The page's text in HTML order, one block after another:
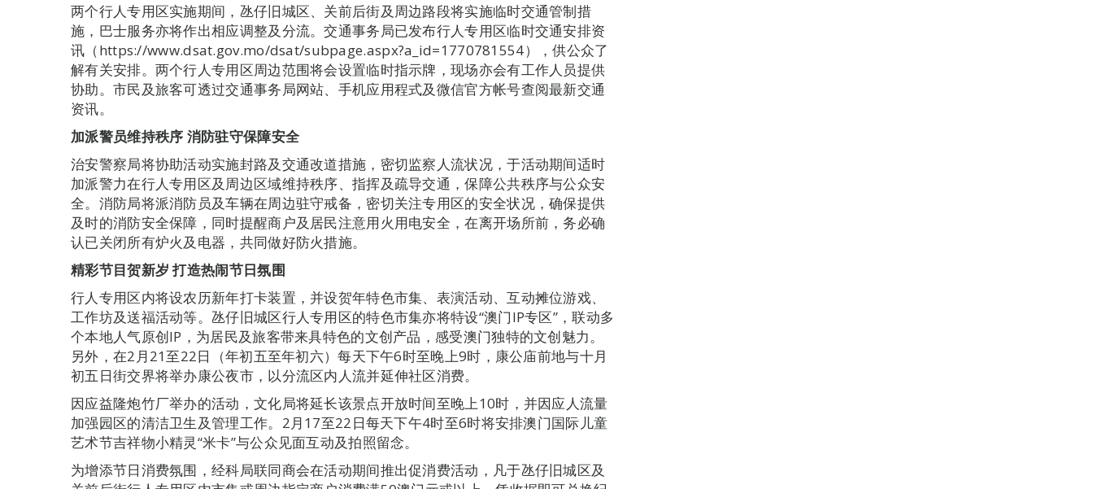
两个行人专用区实施期间，氹仔旧城区、关前后街及周边路段将实施临时交通管制措
施，巴士服务亦将作出相应调整及分流。交通事务局已发布行人专用区临时交通安排资
讯（https://www.dsat.gov.mo/dsat/subpage.aspx?a_id=1770781554），供公众了
解有关安排。两个行人专用区周边范围将会设置临时指示牌，现场亦会有工作人员提供
协助。市民及旅客可透过交通事务局网站、手机应用程式及微信官方帐号查阅最新交通
资讯。
加派警员维持秩序 消防驻守保障安全
治安警察局将协助活动实施封路及交通改道措施，密切监察人流状况，于活动期间适时
加派警力在行人专用区及周边区域维持秩序、指挥及疏导交通，保障公共秩序与公众安
全。消防局将派消防员及车辆在周边驻守戒备，密切关注专用区的安全状况，确保提供
及时的消防安全保障，同时提醒商户及居民注意用火用电安全，在离开场所前，务必确
认已关闭所有炉火及电器，共同做好防火措施。
精彩节目贺新岁 打造热闹节日氛围
行人专用区内将设农历新年打卡装置，并设贺年特色市集、表演活动、互动摊位游戏、
工作坊及送福活动等。氹仔旧城区行人专用区的特色市集亦将特设“澳门IP专区”，联动多
个本地人气原创IP，为居民及旅客带来具特色的文创产品，感受澳门独特的文创魅力。
另外，在2月21至22日（年初五至年初六）每天下午6时至晚上9时，康公庙前地与十月
初五日街交界将举办康公夜市，以分流区内人流并延伸社区消费。
因应益隆炮竹厂举办的活动，文化局将延长该景点开放时间至晚上10时，并因应人流量
加强园区的清洁卫生及管理工作。2月17至22日每天下午4时至6时将安排澳门国际儿童
艺术节吉祥物小精灵“米卡”与公众见面互动及拍照留念。
为增添节日消费氛围，经科局联同商会在活动期间推出促消费活动，凡于氹仔旧城区及